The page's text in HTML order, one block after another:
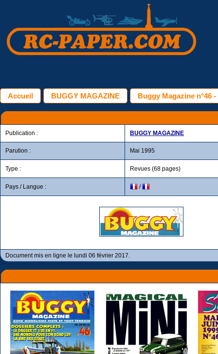
Accueil BUGGY MAGAZINE Buggy Magazine n°46
Publication : BUGGY MAGAZINE
Parution : Mai 1995
Type : Revues (68 pages)
Pays / Langue : /
Document mis en ligne le lundi 06 février 2017.